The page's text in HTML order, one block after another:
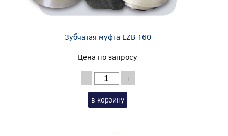
Зубчатая муфта EZB 160
Цена по запросу
- +
в корзину